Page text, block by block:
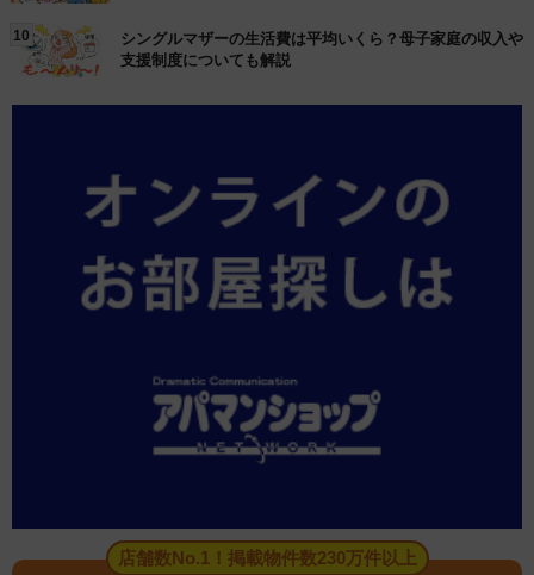
10
シングルマザーの生活費は平均いくら？母子家庭の収入や
支援制度についても解説
店舗数No.1！掲載物件数230万件以上